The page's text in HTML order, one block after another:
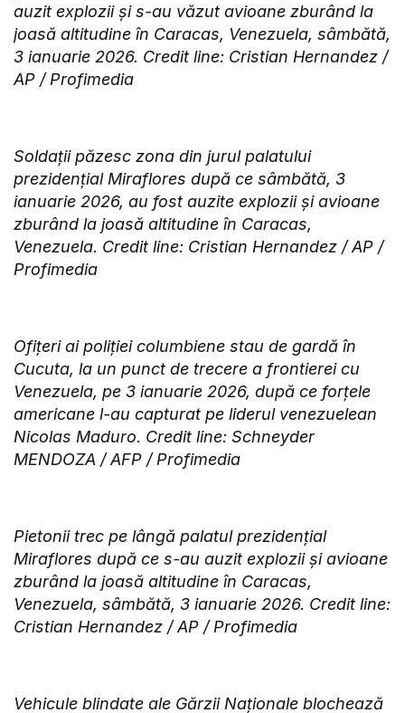
auzit explozii și s-au văzut avioane zburând la
joasă altitudine în Caracas, Venezuela, sâmbătă,
3 ianuarie 2026. Credit line: Cristian Hernandez /
AP / Profimedia
Soldații păzesc zona din jurul palatului
prezidențial Miraflores după ce sâmbătă, 3
ianuarie 2026, au fost auzite explozii și avioane
zburând la joasă altitudine în Caracas,
Venezuela. Credit line: Cristian Hernandez / AP /
Profimedia
Ofițeri ai poliției columbiene stau de gardă în
Cucuta, la un punct de trecere a frontierei cu
Venezuela, pe 3 ianuarie 2026, după ce forțele
americane l-au capturat pe liderul venezuelean
Nicolas Maduro. Credit line: Schneyder
MENDOZA / AFP / Profimedia
Pietonii trec pe lângă palatul prezidențial
Miraflores după ce s-au auzit explozii și avioane
zburând la joasă altitudine în Caracas,
Venezuela, sâmbătă, 3 ianuarie 2026. Credit line:
Cristian Hernandez / AP / Profimedia
Vehicule blindate ale Gărzii Naționale blochează